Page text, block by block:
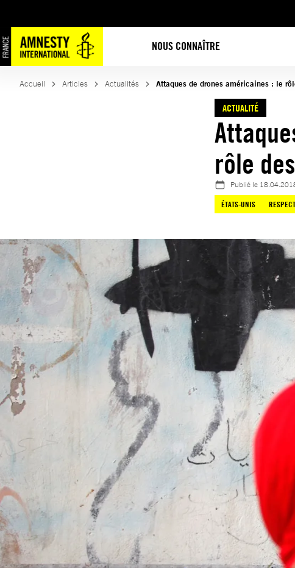
NOUS CONNAÎTRE
au
contenu
Accueil Articles Actualités Attaques de drones américaines : le
ACTUALITÉ
rôle
Publié le
ÉTATS-UNIS